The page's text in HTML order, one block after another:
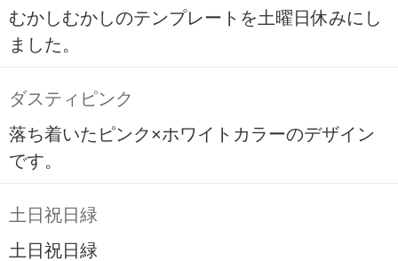
むかしむかしのテンプレートを土曜日休みにし
ました。
ダスティピンク
落ち着いたピンク×ホワイトカラーのデザイン
です。
土日祝日緑
土日祝日緑